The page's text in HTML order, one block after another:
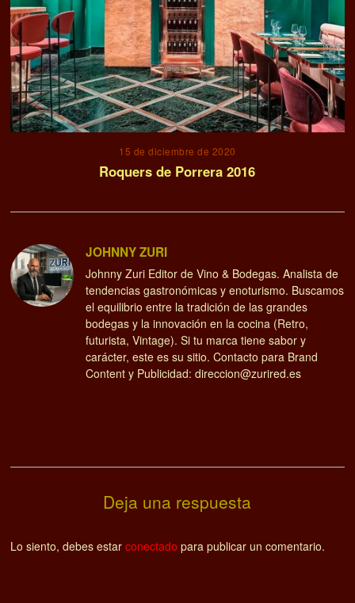
15 de diciembre de 2020
Roquers de Porrera 2016
JOHNNY ZURI
Johnny Zuri Editor de Vino & Bodegas. Analista de
tendencias gastronómicas y enoturismo. Buscamos
el equilibrio entre la tradición de las grandes
bodegas y la innovación en la cocina (Retro,
futurista, Vintage). Si tu marca tiene sabor y
carácter, este es su sitio. Contacto para Brand
Content y Publicidad: direccion@zurired.es
Deja una respuesta
Lo siento, debes estarconectado para publicar un comentario.